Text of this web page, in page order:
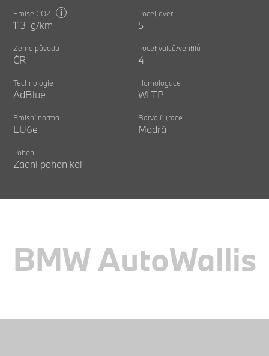
Emise CO2 i
113 g/km
Počet dveří
5
Země původu
ČR
Počet válců/ventilů
4
Technologie
AdBlue
Homologace
WLTP
Emisní norma
EU6e
Barva filtrace
Modrá
Pohon
Zadní pohon kol
BMW AutoWallis